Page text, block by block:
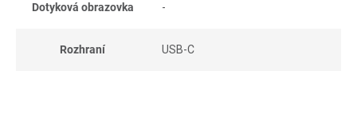
Dotyková obrazovka -
Rozhraní USB-C